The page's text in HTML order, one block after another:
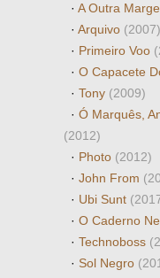
· A Outra
· Arquivo (2007)
· Primeiro Voo
· O Capacete
· Tony (2009)
· Ó Marquês,
(2012)
· Photo (2012)
· John From
· Ubi Sunt
· O Caderno
· Technoboss
· Sol Negro